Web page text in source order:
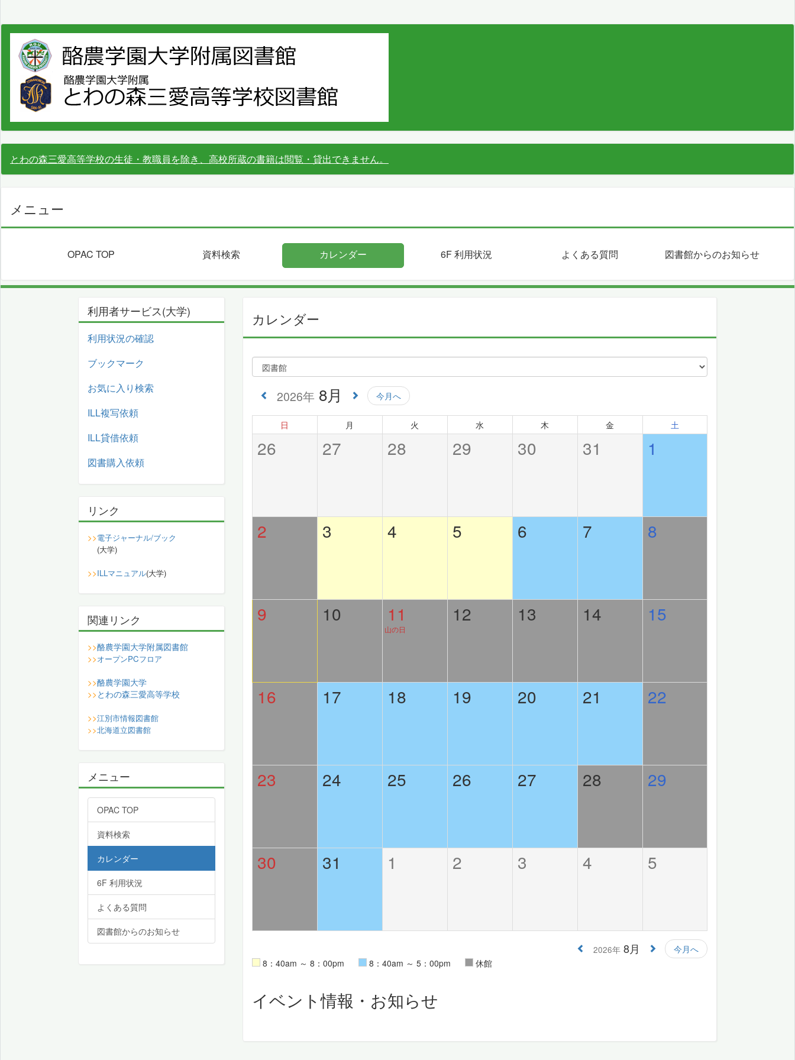
とわの森三愛高等学校の生徒・教職員を除き、高校所蔵の書籍は閲覧・貸出できません。
メニュー
OPAC TOP 資料検索 カレンダー 6F 利用状況 よくある質問 図書館からのお知らせ
カレンダー
2026年 8月 今月へ
日 月 火 水 木 金 土
26 27 28 29 30 31 1
2 3 4 5 6 7 8
9 10 11
山の日
12 13 14 15
16 17 18 19 20 21 22
23 24 25 26 27 28 29
30 31 1 2 3 4 5
2026年 8月
今月へ
8：40am ～ 8：00pm
8：40am ～ 5：00pm 休館
イベント情報・お知らせ
利用者サービス(大学)
利用状況の確認
ブックマーク
お気に入り検索
ILL複写依頼
ILL貸借依頼
図書購入依頼
リンク
>>電子ジャーナル/ブック
(大学)
>>ILLマニュアル(大学)
関連リンク
>>酪農学園大学附属図書館
>>オープンPCフロア
>>酪農学園大学
>> とわの森三愛高等学校
>>江別市情報図書館
>>北海道立図書館
メニュー
OPAC TOP
資料検索
カレンダー
6F 利用状況
よくある質問
図書館からのお知らせ